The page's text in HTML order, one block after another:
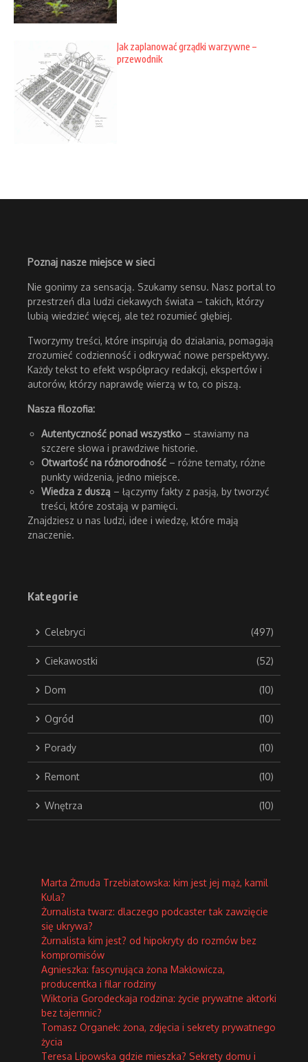
Jak zaplanować grządki warzywne –
przewodnik
Poznaj nasze miejsce w sieci
Nie gonimy za sensacją. Szukamy sensu. Nasz portal to
przestrzeń dla ludzi ciekawych świata – takich, którzy
lubią wiedzieć więcej, ale też rozumieć głębiej.
Tworzymy treści, które inspirują do działania, pomagają
zrozumieć codzienność i odkrywać nowe perspektywy.
Każdy tekst to efekt współpracy redakcji, ekspertów i
autorów, którzy naprawdę wierzą w to, co piszą.
Nasza filozofia:
Autentyczność ponad wszystko – stawiamy na
szczere słowa i prawdziwe historie.
Otwartość na różnorodność – różne tematy, różne
punkty widzenia, jedno miejsce.
Wiedza z duszą – łączymy fakty z pasją, by tworzyć
treści, które zostają w pamięci.
Znajdziesz u nas ludzi, idee i wiedzę, które mają
znaczenie.
Kategorie
Celebryci (497)
Ciekawostki (52)
Dom (10)
Ogród (10)
Porady (10)
Remont (10)
Wnętrza (10)
Marta Żmuda Trzebiatowska: kim jest jej mąż, kamil
Kula?
Żurnalista twarz: dlaczego podcaster tak zawzięcie
się ukrywa?
Żurnalista kim jest? od hipokryty do rozmów bez
kompromisów
Agnieszka: fascynująca żona Makłowicza,
producentka i filar rodziny
Wiktoria Gorodeckaja rodzina: życie prywatne aktorki
bez tajemnic?
Tomasz Organek: żona, zdjęcia i sekrety prywatnego
życia
Teresa Lipowska gdzie mieszka? Sekrety domu i